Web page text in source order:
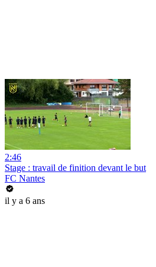
2:46
Stage : travail de finition devant le but
FC Nantes
il y a 6 ans